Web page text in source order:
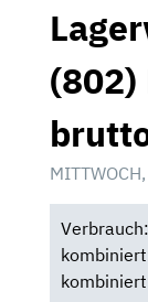
(802)